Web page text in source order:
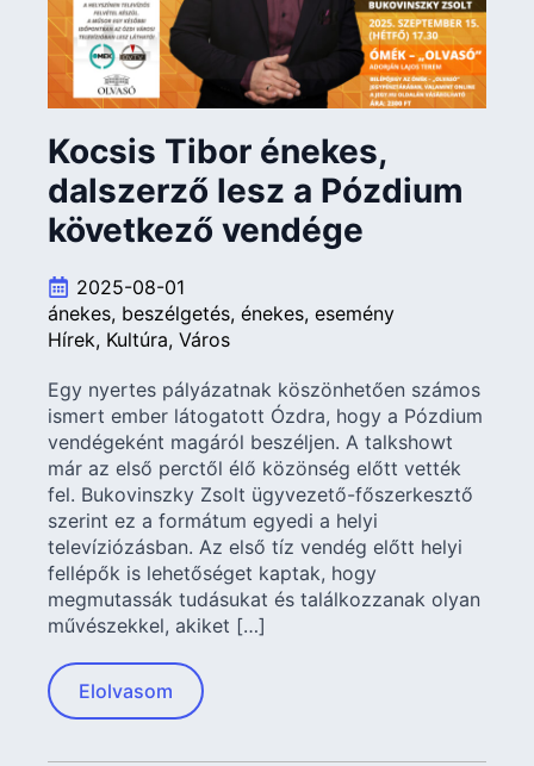
Kocsis Tibor énekes,
dalszerző lesz a Pózdium
következő vendége
2025-08-01
ánekes beszélgetés énekes esemény
Hírek Kultúra Város
Egy nyertes pályázatnak köszönhetően számos
ismert ember látogatott Ózdra, hogy a Pózdium
vendégeként magáról beszéljen. A talkshowt
már az első perctől élő közönség előtt vették
fel. Bukovinszky Zsolt ügyvezető-főszerkesztő
szerint ez a formátum egyedi a helyi
televíziózásban. Az első tíz vendég előtt helyi
fellépők is lehetőséget kaptak, hogy
megmutassák tudásukat és találkozzanak olyan
művészekkel, akiket […]
Elolvasom